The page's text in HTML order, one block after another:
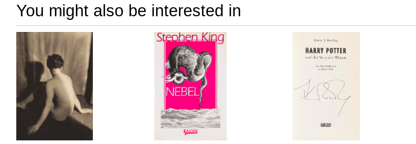
You might also be interested in